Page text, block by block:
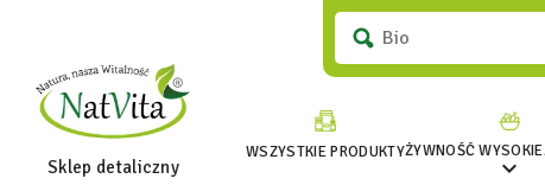
Sklep detaliczny
WSZYSTKIE PRODUKTYŻYWNOŚĆ
